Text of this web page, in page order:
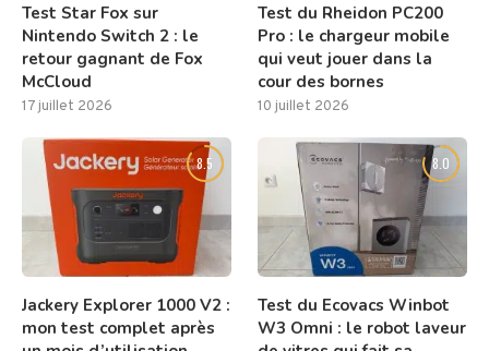
Test Star Fox sur
Nintendo Switch 2 : le
retour gagnant de Fox
McCloud
17 juillet 2026
Test du Rheidon PC200
Pro : le chargeur mobile
qui veut jouer dans la
cour des bornes
10 juillet 2026
8.5
Jackery Explorer 1000 V2 :
mon test complet après
8.0
Test du Ecovacs Winbot
W3 Omni : le robot laveur